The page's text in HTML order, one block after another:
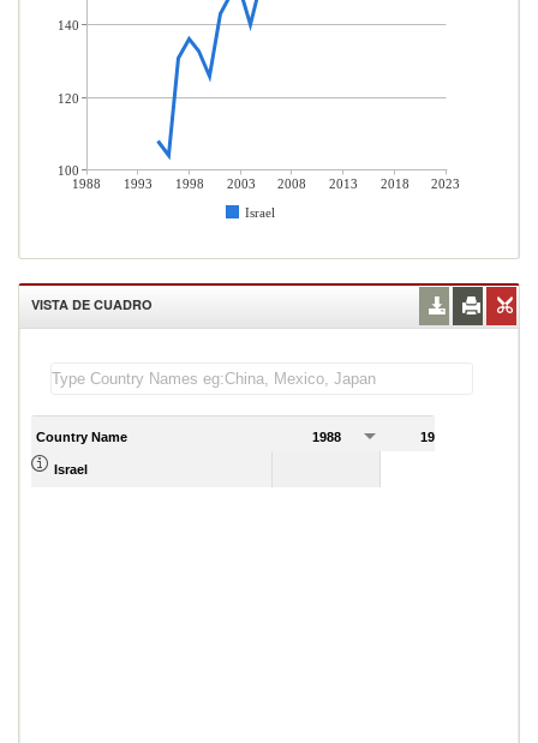
1988 1993 1998 2003 2008 2013 2018
2023
Israel
140
120
100
VISTA DE CUADRO
Country Name 1988 1989
Israel